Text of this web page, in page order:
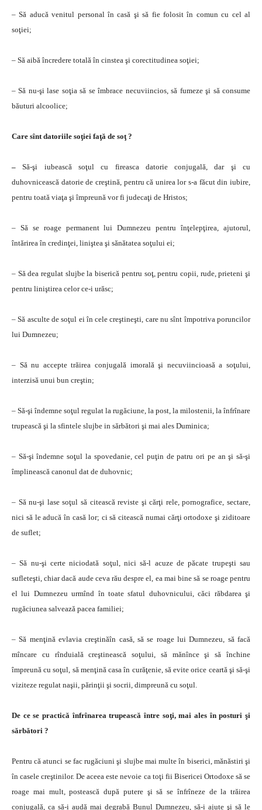
– Să aducă venitul personal în casă şi să fie folosit în comun cu cel al
soţiei;
– Să aibă încredere totală în cinstea şi corectitudinea soţiei;
– Să nu-şi lase soţia să se îmbrace necuviincios, să fumeze şi să consume
băuturi alcoolice;
Care sînt datoriile soţiei faţă de soţ ?
–Să-şi iubească soţul cu fireasca datorie conjugală, dar şi cu
duhovnicească datorie de creştină, pentru că unirea lor s-a făcut din iubire,
pentru toată viaţa şi împreună vor fi judecaţi de Hristos;
– Să se roage permanent lui Dumnezeu pentru înţelepţirea, ajutorul,
întărirea în credinţei, liniştea şi sănătatea soţului ei;
– Să dea regulat slujbe la biserică pentru soţ, pentru copii, rude, prieteni şi
pentru liniştirea celor ce-i urăsc;
– Să asculte de soţul ei în cele creştineşti, care nu sînt împotriva poruncilor
lui Dumnezeu;
– Să nu accepte trăirea conjugală imorală şi necuviincioasă a soţului,
interzisă unui bun creştin;
– Să-şi îndemne soţul regulat la rugăciune, la post, la milostenii, la înfrînare
trupească şi la sfintele slujbe in sărbători şi mai ales Duminica;
– Să-şi îndemne soţul la spovedanie, cel puţin de patru ori pe an şi să-şi
împlinească canonul dat de duhovnic;
– Să nu-şi lase soţul să citească reviste şi cărţi rele, pornografice, sectare,
nici să le aducă în casă lor; ci să citească numai cărţi ortodoxe şi ziditoare
de suflet;
– Să nu-şi certe niciodată soţul, nici să-l acuze de păcate trupeşti sau
sufleteşti, chiar dacă aude ceva rău despre el, ea mai bine să se roage pentru
el lui Dumnezeu urmînd în toate sfatul duhovnicului, căci răbdarea şi
rugăciunea salvează pacea familiei;
– Să menţină evlavia creştinăîn casă, să se roage lui Dumnezeu, să facă
mîncare cu rînduială creştinească soţului, să mănînce şi să închine
împreună cu soţul, să menţină casa în curăţenie, să evite orice ceartă şi să-şi
viziteze regulat naşii, părinţii şi socrii, dimpreună cu soţul.
De ce se practică înfrînarea trupească între soţi, mai ales în posturi şi
sărbători ?
Pentru că atunci se fac rugăciuni şi slujbe mai multe în biserici, mănăstiri şi
în casele creştinilor. De aceea este nevoie ca toţi fii Bisericei Ortodoxe să se
roage mai mult, postească după putere şi să se înfrîneze de la trăirea
conjugală, ca să-i audă mai degrabă Bunul Dumnezeu, să-i ajute şi să le